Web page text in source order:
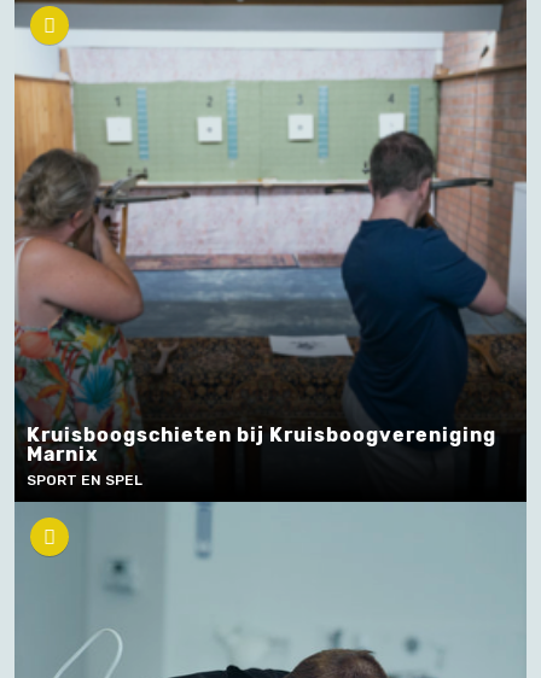
Kruisboogschieten bij Kruisboogvereniging
Marnix
SPORT EN SPEL